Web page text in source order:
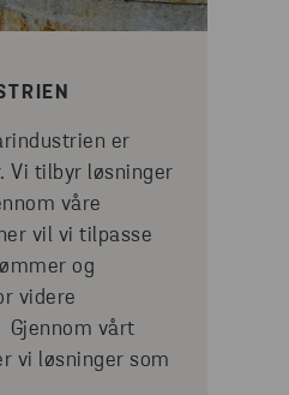
er
Vi tilbyr løsninger
våre
vil vi tilpasse
og
videre
Gjennom vårt
vi løsninger som